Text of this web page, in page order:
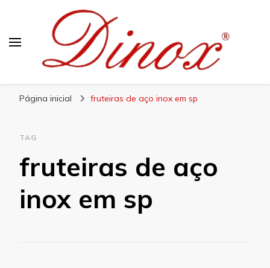
Página inicial fruteiras de aço inox em sp
TAG
fruteiras de aço
inox em sp